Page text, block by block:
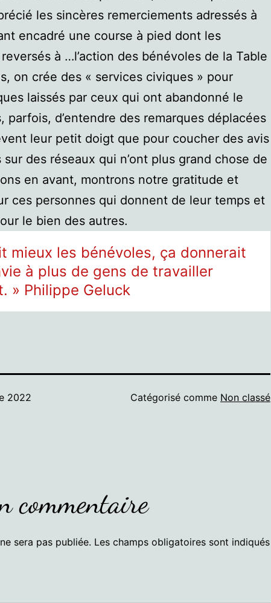
les sincères remerciements adressés à
encadré une course à pied dont les
à …l’action des bénévoles de la Table
on crée des « services civiques » pour
laissés par ceux qui ont abandonné le
parfois, d’entendre des remarques déplacées
leur petit doigt que pour coucher des avis
des réseaux qui n’ont plus grand chose de
en avant, montrons notre gratitude et
ces personnes qui donnent de leur temps et
le bien des autres.
mieux les bénévoles, ça donnerait
à plus de gens de travailler
» Philippe Geluck
2022
Catégorisé comme Non classé
commentaire
sera pas publiée. Les champs obligatoires sont indiqués